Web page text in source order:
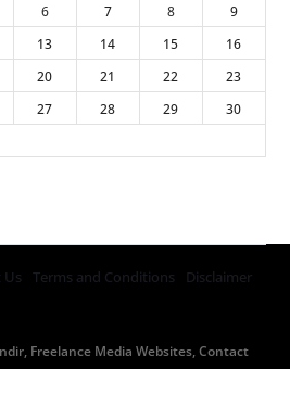
6 7 8
9
13 14 15
16
20 21 22
23
27 28 29
30
Freelance Media Websites, Contact
Us Terms and Conditions
Disclaimer